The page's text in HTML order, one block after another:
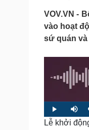
Pháp luật
Vụ án
Tin nóng
Sức khỏe
Cây thuốc
Sản phụ
VOV.VN -
vào hoạt
sứ quán và
P
l
a
y
M
u
t
e
Lễ khởi